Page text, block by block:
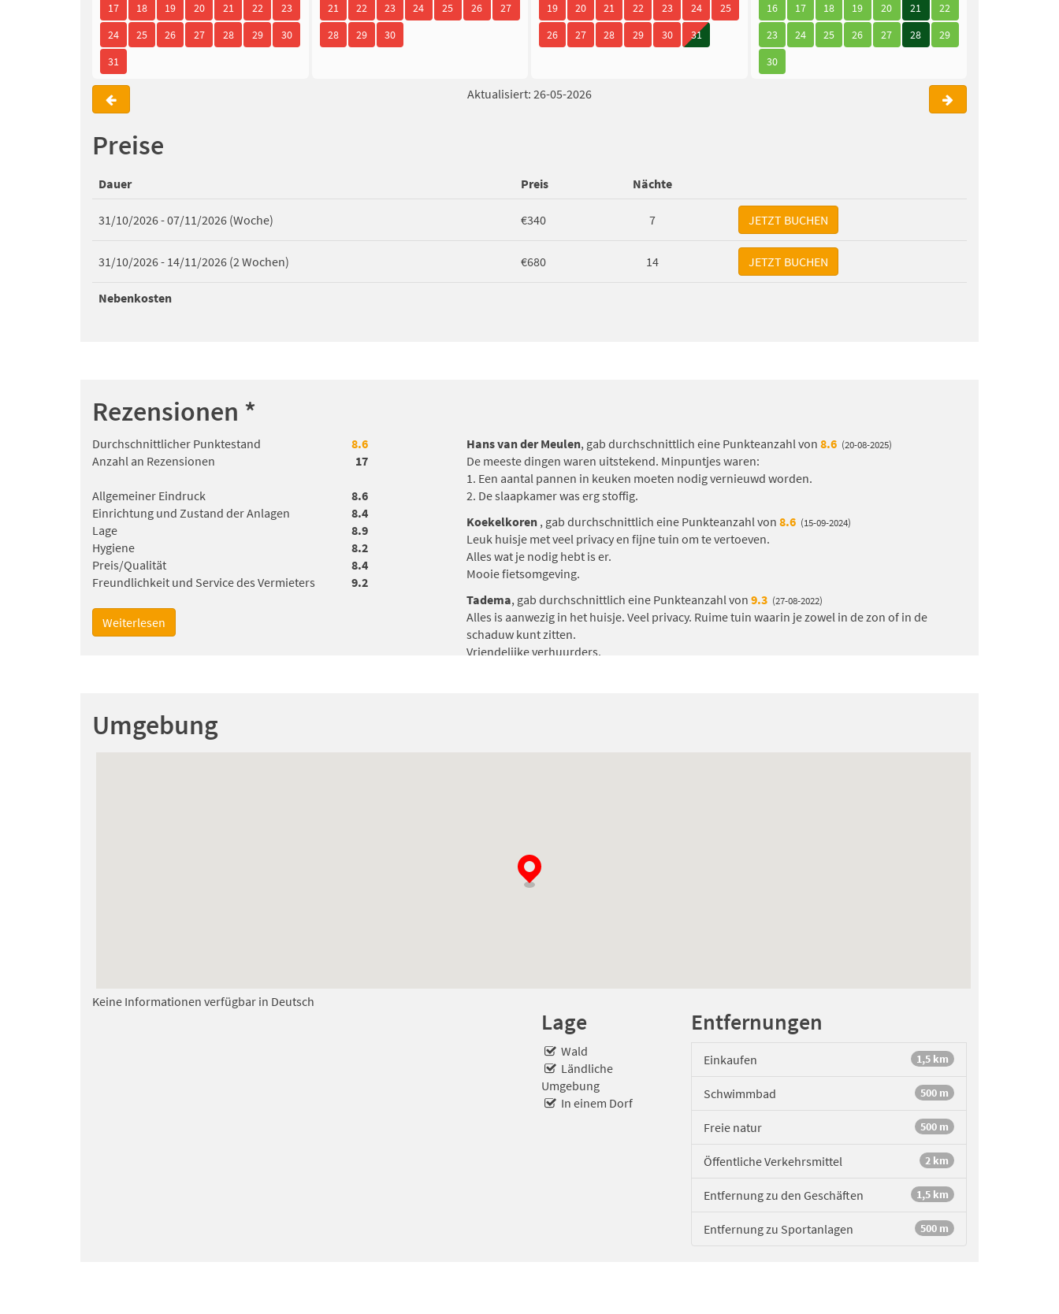
17
18 19 20 21 22
23
24
25 26 27 28 29
30
31
21
22 23 24 25 26
27
28
29 30
19
20 21 22 23 24
25
26
27 28 29 30 31
16
17 18 19 20 21
22
23
24 25 26 27 28
29
30
Aktualisiert: 26-05-2026
Preise
Dauer Preis Nächte
31/10/2026 - 07/11/2026 (Woche) €340 7
31/10/2026 - 14/11/2026 (2 Wochen) €680 14
Nebenkosten
Rezensionen *
Durchschnittlicher Punktestand
8.6
Anzahl an Rezensionen
17
Allgemeiner Eindruck
8.6
Einrichtung und Zustand der Anlagen
8.4
Lage
8.9
Hygiene
8.2
Preis/Qualität
8.4
Freundlichkeit und Service des Vermieters
9.2
Weiterlesen
Hans van der Meulen, gab durchschnittlich eine Punkteanzahl von 8.6 (20-08-2025)
De meeste dingen waren uitstekend. Minpuntjes waren:
1. Een aantal pannen in keuken moeten nodig vernieuwd worden.
2. De slaapkamer was erg stoffig.
Koekelkoren , gab durchschnittlich eine Punkteanzahl von 8.6 (15-09-2024)
Leuk huisje met veel privacy en fijne tuin om te vertoeven.
Alles wat je nodig hebt is er.
Mooie fietsomgeving.
Tadema, gab durchschnittlich eine Punkteanzahl von 9.3 (27-08-2022)
Alles is aanwezig in het huisje. Veel privacy. Ruime tuin waarin je zowel in de zon of in de
schaduw kunt zitten.
Vriendelijke verhuurders.
Umgebung
Keine Informationen verfügbar in Deutsch
Lage
Wald
Ländliche
Umgebung
In einem Dorf
Entfernungen
Einkaufen 1,5 km
Schwimmbad 500 m
Freie natur 500 m
Öffentliche Verkehrsmittel 2 km
Entfernung zu den Geschäften 1,5 km
Entfernung zu Sportanlagen 500 m